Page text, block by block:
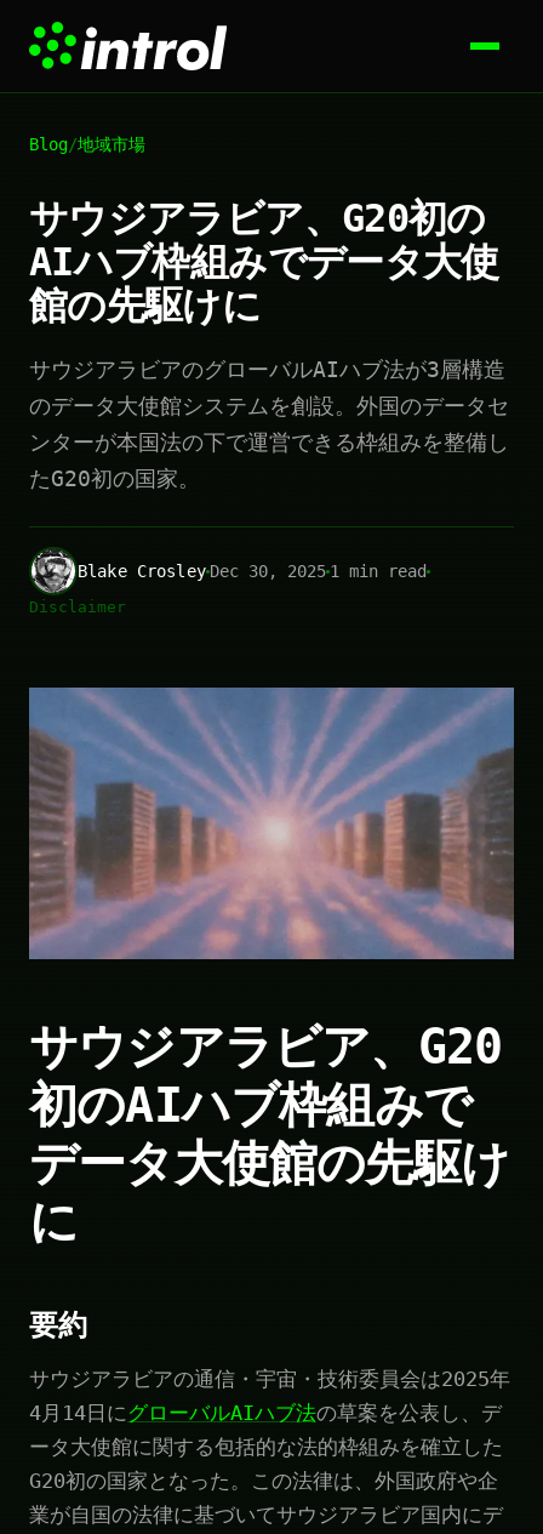
Blog/地域市場
サウジアラビア、G20初の
AIハブ枠組みでデータ大使
館の先駆けに
サウジアラビアのグローバルAIハブ法が3層構造
のデータ大使館システムを創設。外国のデータセ
ンターが本国法の下で運営できる枠組みを整備し
たG20初の国家。
Blake CrosleyDec 30, 20251 min read
Disclaimer
サウジアラビア、G20
初のAIハブ枠組みで
データ大使館の先駆け
に
要約
サウジアラビアの通信・宇宙・技術委員会は2025年
4月14日に グローバルAIハブ法の草案を公表し、デ
ータ大使館に関する包括的な法的枠組みを確立した
G20初の国家となった。この法律は、外国政府や企
業が自国の法律に基づいてサウジアラビア国内にデ